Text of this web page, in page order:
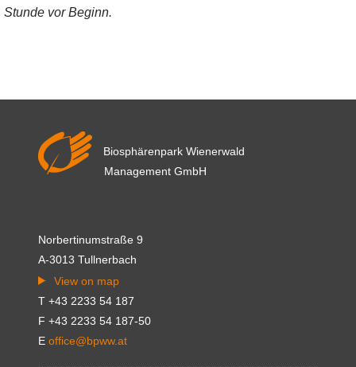
Stunde vor Beginn.
Biosphärenpark Wienerwald
Management GmbH
Norbertinumstraße 9
A-3013 Tullnerbach
View on map
T +43 2233 54 187
F +43 2233 54 187-50
E office@bpww.at